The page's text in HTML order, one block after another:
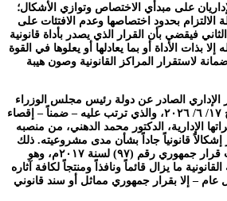
على مبدأي الاختصاص وتوازي الأشكال؛
بحدود اختصاصها وعدم الافتئات على
فيقضي بأن القرار الذي يصدر بأداة قانونية
إلا بذات الأداة أو بما يعادلها أو يعلوها في القوة
لاستقرار المراكز القانونية وصون هيبة
الإداري الصادر عن دولة رئيس مجلس الوزراء
الدكتور شائع الزنداني بتاريخ ١٧/ ٦/ ٢٠٢٦، والذي ترتب عليه – ضمناً – إقصاء
الإدارية، الدكتور محمد الدهني، من منصبه
إشكالاً قانونياً جاداً بشأن مدى مشروعيته. ذلك
أنّ تعيين المذكور تم بموجب قرار جمهوري رقم (٩٧) لسنة ٢٠١٧م، وهو
ما يزال قائماً ونافذاً ومنتجاً لكافة آثاره
عام – إلا بقرار جمهوري مماثل أو سند قانوني